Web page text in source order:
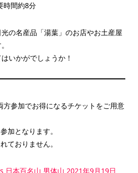
間約8分
の名産品「湯葉」のお店やお土産屋
いかがでしょうか！
方参加でお得になるチケットをご用意
加となります。
ておりません。
日本百名山 男体山 2021年9月19日